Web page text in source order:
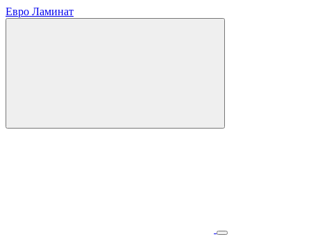
Евро Ламинат